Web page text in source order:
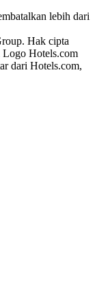
lebih dari
Hak cipta
Logo Hotels.com
dari Hotels.com,